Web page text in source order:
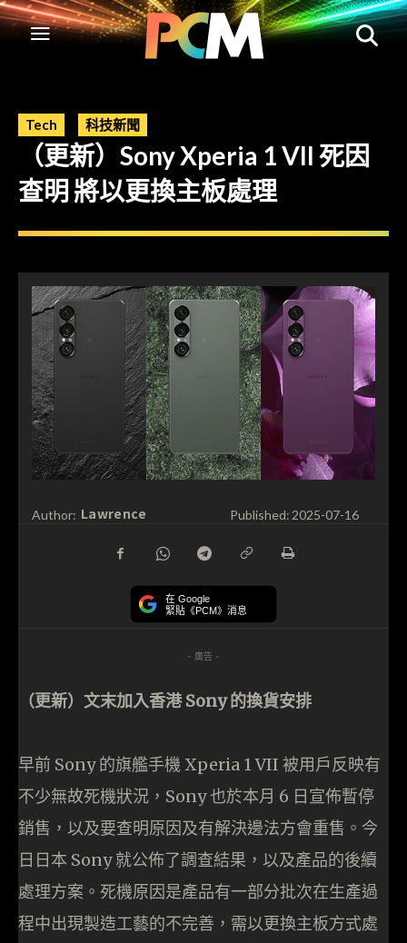
Tech 科技新聞
（更新）Sony Xperia 1 VII 死因
查明 將以更換主板處理
Author: Lawrence Published: 2025-07-16
在 Google
緊貼《PCM》消息
- 廣告 -
（更新）文末加入香港 Sony 的換貨安排
早前 Sony 的旗艦手機 Xperia 1 VII 被用戶反映有
不少無故死機狀況，Sony 也於本月 6 日宣佈暫停
銷售，以及要查明原因及有解決邊法方會重售。今
日日本 Sony 就公佈了調查結果，以及產品的後續
處理方案。死機原因是產品有一部分批次在生產過
程中出現製造工藝的不完善，需以更換主板方式處